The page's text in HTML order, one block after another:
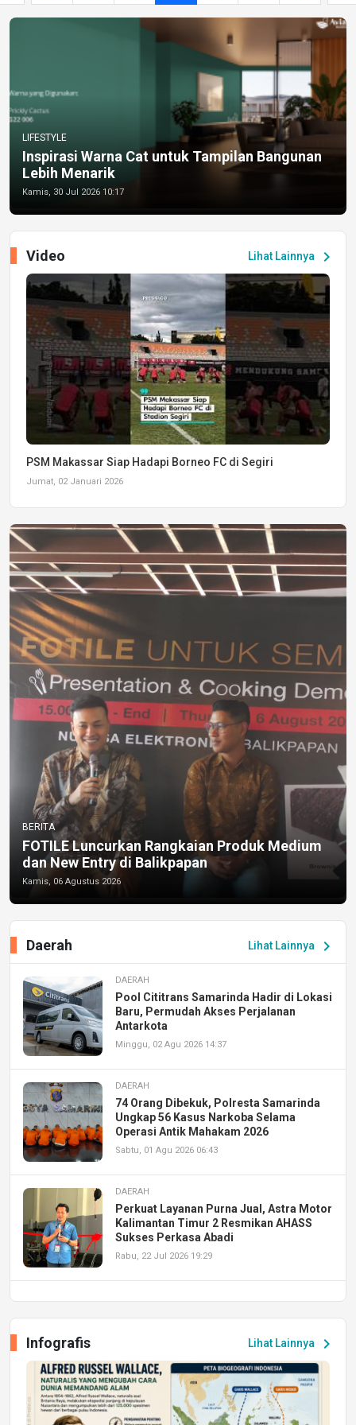
LIFESTYLE
Inspirasi Warna Cat untuk Tampilan Bangunan
Lebih Menarik
Kamis, 30 Jul 2026 10:17
Lihat Lainnya chevron_right
Video
PSM Makassar Siap Hadapi Borneo FC di Segiri
Jumat, 02 Januari 2026
BERITA
FOTILE Luncurkan Rangkaian Produk Medium
dan New Entry di Balikpapan
Kamis, 06 Agustus 2026
Lihat Lainnya chevron_right
Daerah
DAERAH
Pool Cititrans Samarinda Hadir di Lokasi
Baru, Permudah Akses Perjalanan
Antarkota
Minggu, 02 Agu 2026 14:37
DAERAH
74 Orang Dibekuk, Polresta Samarinda
Ungkap 56 Kasus Narkoba Selama
Operasi Antik Mahakam 2026
Sabtu, 01 Agu 2026 06:43
DAERAH
Perkuat Layanan Purna Jual, Astra Motor
Kalimantan Timur 2 Resmikan AHASS
Sukses Perkasa Abadi
Rabu, 22 Jul 2026 19:29
Peluang Kerja dan Magang
Jumat, 17 Jul 2026 22:30
DAERAH
Astra Motor Kalimantan Timur 2 Dukung
Lihat Lainnya chevron_right
Infografis